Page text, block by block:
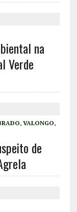
na
Verde
, VALONGO,
de